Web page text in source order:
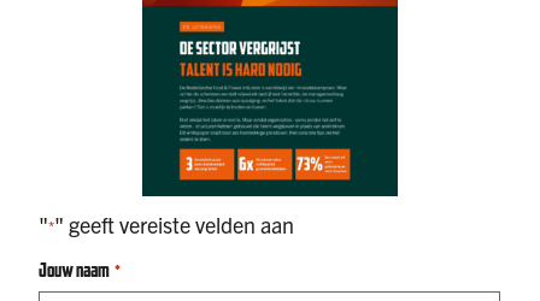
"*" geeft vereiste velden aan
Jouw naam *